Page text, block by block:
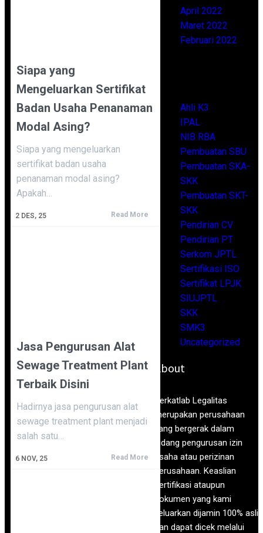
Siapa yang
Mengeluarkan Sertifikat
Badan Usaha Penanaman
Modal Asing?
2 DES, 25
Siapa yang mengeluarkan
sertifikat badan usaha
penanaman modal asing?
Apakah…
Read More
Jasa Pengurusan Alat
Sewage Treatment Plant
Terbaik Disini
6 NOV, 25
Hadirnya jasa pengurusan alat
sewage treatment plant menjadi
salah satu…
Read More
April 2022
Maret 2022
Februari 2022
Ahli K3
IPAL
NIB RBA
Pembuatan SBU
Pembuatan SKA-
SKK
Pembuatan SKT-
SKK
Pendirian CV
Pendirian PT
Serkom JPTL
Sertifikasi ISO
Sertifikat LPJK
SIUJPTL
SKK
SMK3
Uncategorized
About
Berkatlab Legalitas
merupakan perusahaan
yang bergerak dalam
bidang pengurusan izin
usaha atau perizinan
perusahaan. Keaslian
sertifikasi ataupun
dokumen yang kami
keluarkan dijamin 100% asli
dan dapat dicek melalui